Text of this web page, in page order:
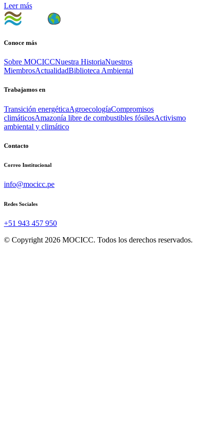
Leer más
Conoce más
Sobre MOCICCNuestra HistoriaNuestros
MiembrosActualidadBiblioteca Ambiental
Trabajamos en
Transición energéticaAgroecologíaCompromisos
climáticosAmazonía libre de combustibles fósilesActivismo
ambiental y climático
Contacto
Correo Institucional
info@mocicc.pe
Redes Sociales
+51 943 457 950
© Copyright 2026 MOCICC. Todos los derechos reservados.